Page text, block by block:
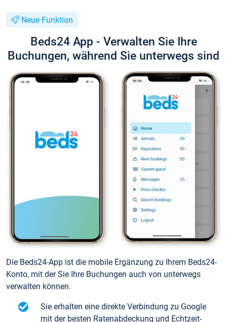
Neue Funktion
Beds24 App - Verwalten Sie Ihre
Buchungen, während Sie unterwegs sind
Die Beds24-App ist die mobile Ergänzung zu Ihrem Beds24-
Konto, mit der Sie Ihre Buchungen auch von unterwegs
verwalten können.
Sie erhalten eine direkte Verbindung zu Google
mit der besten Ratenabdeckung und Echtzeit-